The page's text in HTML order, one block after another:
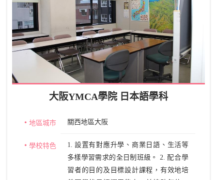
大阪YMCA學院 日本語學科
地區城市 關西地區大阪
學校特色
1. 設置有對應升學、商業日語、生活等
多樣學習需求的全日制班級。 2. 配合學
習者的目的及目標設計課程，有效地培